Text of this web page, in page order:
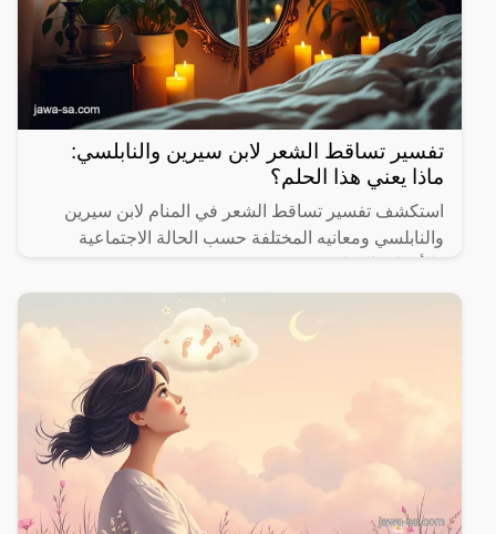
تفسير تساقط الشعر لابن سيرين والنابلسي:
ماذا يعني هذا الحلم؟
استكشف تفسير تساقط الشعر في المنام لابن سيرين
والنابلسي ومعانيه المختلفة حسب الحالة الاجتماعية